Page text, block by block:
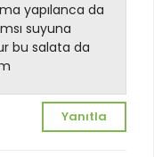
yapılanca da
suyuna
bu salata da
Yanıtla